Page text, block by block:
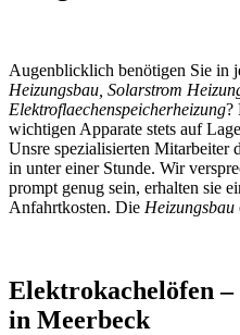
Augenblicklich benötigen Sie in
Heizungsbau, Solarstrom
Elektroflaechenspeicherheizung?
wichtigen Apparate stets auf
Unsre spezialisierten Mitarbeiter
in unter einer Stunde. Wir
prompt genug sein, erhalten sie
Anfahrtkosten. Die Heizungsbau
Elektrokachelöfen
in Meerbeck